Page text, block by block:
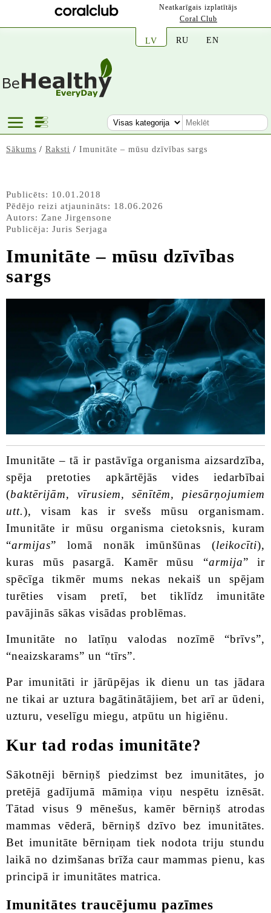
Neatkarīgais izplatītājs
Coral Club
LV RU EN
Sākums / Raksti / Imunitāte – mūsu dzīvības sargs
Publicēts: 10.01.2018
Pēdējo reizi atjaunināts: 18.06.2026
Autors: Zane Jirgensone
Publicēja: Juris Serjaga
Imunitāte – mūsu dzīvības
sargs
Imunitāte – tā ir pastāvīga organisma aizsardzība,
spēja pretoties apkārtējās vides iedarbībai
(baktērijām, vīrusiem, sēnītēm, piesārņojumiem
utt.), visam kas ir svešs mūsu organismam.
Imunitāte ir mūsu organisma cietoksnis, kuram
“armijas” lomā nonāk imūnšūnas (leikocīti),
kuras mūs pasargā. Kamēr mūsu “armija” ir
spēcīga tikmēr mums nekas nekaiš un spējam
turēties visam pretī, bet tiklīdz imunitāte
pavājinās sākas visādas problēmas.
Imunitāte no latīņu valodas nozīmē “brīvs”,
“neaizskarams” un “tīrs”.
Par imunitāti ir jārūpējas ik dienu un tas jādara
ne tikai ar uztura bagātinātājiem, bet arī ar ūdeni,
uzturu, veselīgu miegu, atpūtu un higiēnu.
Kur tad rodas imunitāte?
Sākotnēji bērniņš piedzimst bez imunitātes, jo
pretējā gadījumā māmiņa viņu nespētu iznēsāt.
Tātad visus 9 mēnešus, kamēr bērniņš atrodas
mammas vēderā, bērniņš dzīvo bez imunitātes.
Bet imunitāte bērniņam tiek nodota triju stundu
laikā no dzimšanas brīža caur mammas pienu, kas
principā ir imunitātes matrica.
Imunitātes traucējumu pazīmes